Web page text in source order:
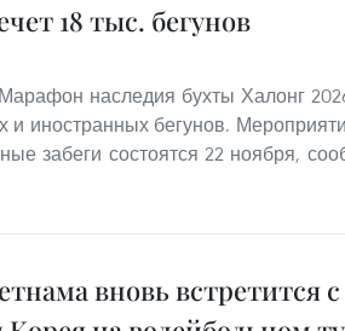
18 тыс. бегунов
наследия бухты Халонг
и иностранных бегунов.
забеги состоятся 22 ноября,
вновь встретится